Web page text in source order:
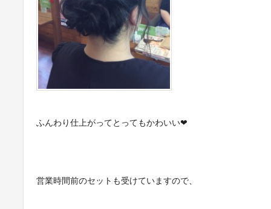
ふんわり仕上がってとってもかわいい❤︎
営業時間前のセットも受けていますので、